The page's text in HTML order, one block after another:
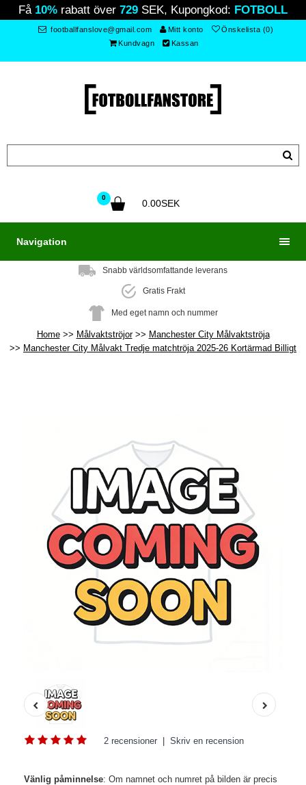
Få 10% rabatt över 729 SEK, Kupongkod: FOTBOLL
footballfanslove@gmail.com Mitt konto
Önskelista (0)
Kundvagn
Kassan
0
0.00SEK
Navigation
Snabb världsomfattande leverans
Gratis Frakt
Med eget namn och nummer
Home Målvaktströjor
Manchester City Målvaktströja
Manchester City Målvakt Tredje matchtröja 2025-26 Kortärmad Billigt
2 recensioner Skriv en recension
Vänlig påminnelse: Om namnet och numret på bilden är precis